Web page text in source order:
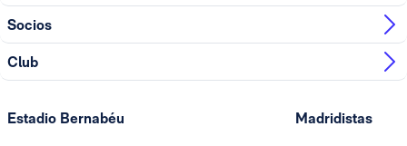
Socios
Club
Estadio Bernabéu Madridistas